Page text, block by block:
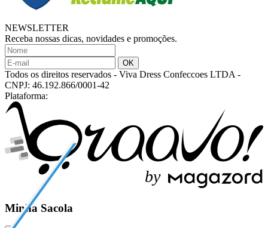
NEWSLETTER
Receba nossas dicas, novidades e promoções.
Todos os direitos reservados - Viva Dress Confeccoes LTDA -
CNPJ: 46.192.866/0001-42
Plataforma:
by
Minha Sacola